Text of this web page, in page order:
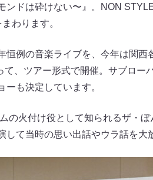
ンドは砕けない〜』。NON
わります。
恒例の音楽ライブを、今年は関
て、ツアー形式で開催。サブロー
ーも決定しています。
の火付け役として知られるザ・
して当時の思い出話やウラ話を大